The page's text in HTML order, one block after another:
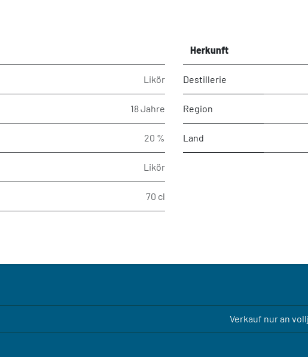
Likör
18 Jahre
20 %
Likör
70 cl
Herkunft
Destillerie
Region
Land
Verkauf nur an